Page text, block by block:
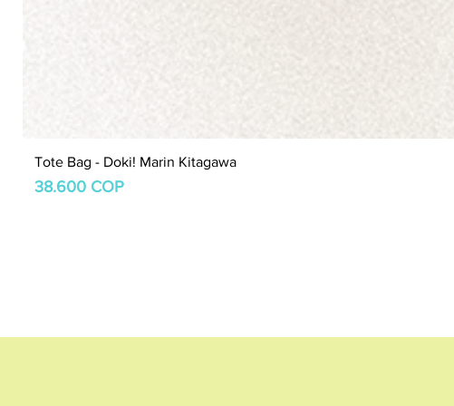
Tote Bag - Doki! Marin Kitagawa
Precio
38.600 COP